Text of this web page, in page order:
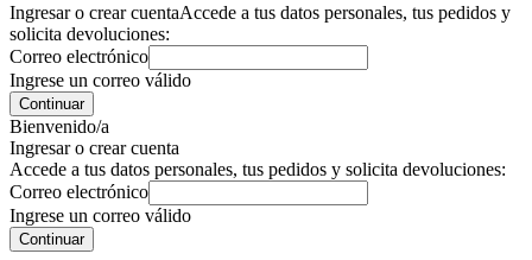
Ingresar o crear cuentaAccede a tus datos personales, tus pedidos y
solicita devoluciones:
Correo electrónico
Ingrese un correo válido
Continuar
Bienvenido/a
Ingresar o crear cuenta
Accede a tus datos personales, tus pedidos y solicita devoluciones:
Correo electrónico
Ingrese un correo válido
Continuar